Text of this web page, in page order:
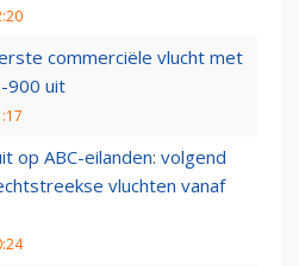
commerciële vlucht met
900 uit
op ABC-eilanden: volgend
vluchten vanaf